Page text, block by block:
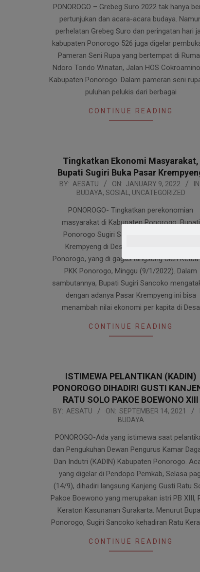
04
PONOROGO – Grebeg Suro 2022 tak hanya
pertunjukan dan acara-acara budaya.
perhelatan Grebeg Suro dan peringatan hari
kabupaten Ponorogo 526 juga digelar
Pameran Seni Rupa yang bertempat di
Ndoro Tondo Winatan, Jalan HOS
Kabupaten Ponorogo. Dalam pameran seni
puluhan pelukis dari berbagai
CONTINUE READING
Tingkatkan Ekonomi Masyarakat,
Bupati Sugiri Buka Pasar
2022-
BY: AESATU ON: JANUARY 9, 2022
IN:
BUDAYA, SOSIAL , UNCATEGORIZED
PONOROGO- Tingkatkan perekonomian
masyarakat di Kabupaten Ponorogo, Bupati
Ponorogo Sugiri Sancoko membuka pasar
Krempyeng di Desa Turi Kecamatan Jetis
Ponorogo, yang di gagas langsung oleh Ketua
PKK Ponorogo, Minggu (9/1/2022). Dalam
sambutannya, Bupati Sugiri Sancoko
dengan adanya Pasar Krempyeng ini bisa
menambah nilai ekonomi per kapita di Desa
CONTINUE READING
ISTIMEWA PELANTIKAN (KADIN)
PONOROGO DIHADIRI GUSTI
RATU SOLO PAKOE BOEWONO XIII
2021-
14
BY: AESATU ON: SEPTEMBER 14, 2021
BUDAYA
PONOROGO-Ada yang istimewa saat
dan Pengukuhan Dewan Pengurus Kamar
Dan Indutri (KADIN) Kabupaten Ponorogo.
yang digelar di Pendopo Pemkab, Selasa
(14/9), dihadiri langsung Kanjeng Gusti Ratu
Pakoe Boewono yang merupakan istri PB XIII,
Keraton Kasunanan Surakarta. Menurut
Ponorogo, Sugiri Sancoko kehadiran Ratu
CONTINUE READING